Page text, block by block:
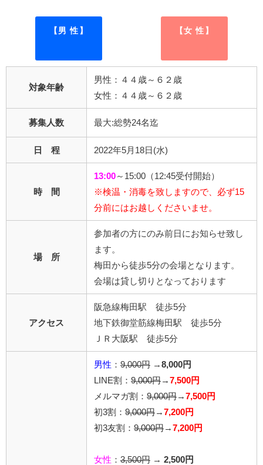
【男 性】 【女 性】
対象年齢
男性：４４歳～６２歳
女性：４４歳～６２歳
募集人数 最大:総勢24名迄
日 程 2022年5月18日(水)
時 間
13:00 ～15:00（12:45受付開始）
※検温・消毒を致しますので、必ず15
分前にはお越しくださいませ。
場 所
参加者の方にのみ前日にお知らせ致し
ます。
梅田から徒歩5分の会場となります。
会場は貸し切りとなっております
アクセス
阪急線梅田駅 徒歩5分
地下鉄御堂筋線梅田駅 徒歩5分
ＪＲ大阪駅 徒歩5分
男性 ： 9,000円 → 8,000円
LINE割： 9,000円 → 7,500円
メルマガ割： 9,000円 → 7,500円
初3割： 9,000円 → 7,200円
初3友割： 9,000円 → 7,200円
女性 ： 3,500円 → 2,500円